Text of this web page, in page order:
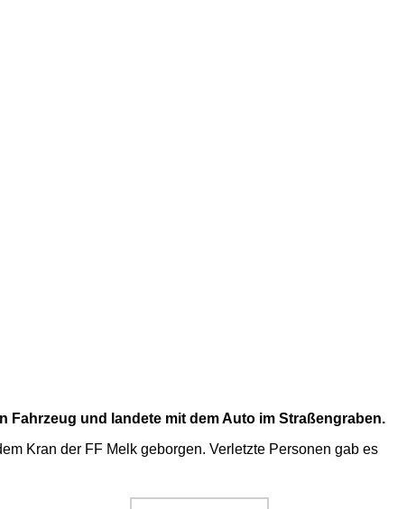
und landete mit dem Auto im Straßengraben.
Kran der FF Melk geborgen. Verletzte Personen gab es